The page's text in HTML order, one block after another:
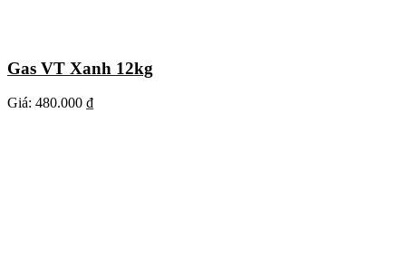
Gas VT Xanh 12kg
Giá: 480.000 ₫